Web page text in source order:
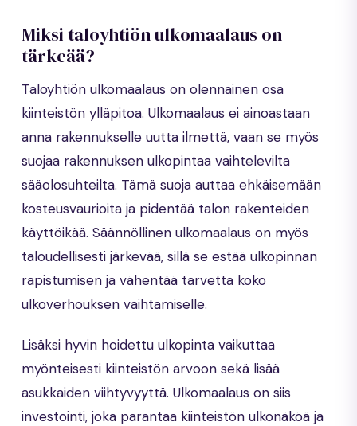
Miksi taloyhtiön ulkomaalaus on
tärkeää?
Taloyhtiön ulkomaalaus on olennainen osa
kiinteistön ylläpitoa. Ulkomaalaus ei ainoastaan
anna rakennukselle uutta ilmettä, vaan se myös
suojaa rakennuksen ulkopintaa vaihtelevilta
sääolosuhteilta. Tämä suoja auttaa ehkäisemään
kosteusvaurioita ja pidentää talon rakenteiden
käyttöikää. Säännöllinen ulkomaalaus on myös
taloudellisesti järkevää, sillä se estää ulkopinnan
rapistumisen ja vähentää tarvetta koko
ulkoverhouksen vaihtamiselle.
Lisäksi hyvin hoidettu ulkopinta vaikuttaa
myönteisesti kiinteistön arvoon sekä lisää
asukkaiden viihtyvyyttä. Ulkomaalaus on siis
investointi, joka parantaa kiinteistön ulkonäköä ja